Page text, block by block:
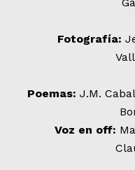
Fotografía:
Poemas: J.M.
Voz en off: